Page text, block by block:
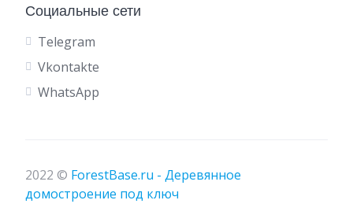
Социальные сети
Telegram
Vkontakte
WhatsApp
2022 © ForestBase.ru - Деревянное
домостроение под ключ